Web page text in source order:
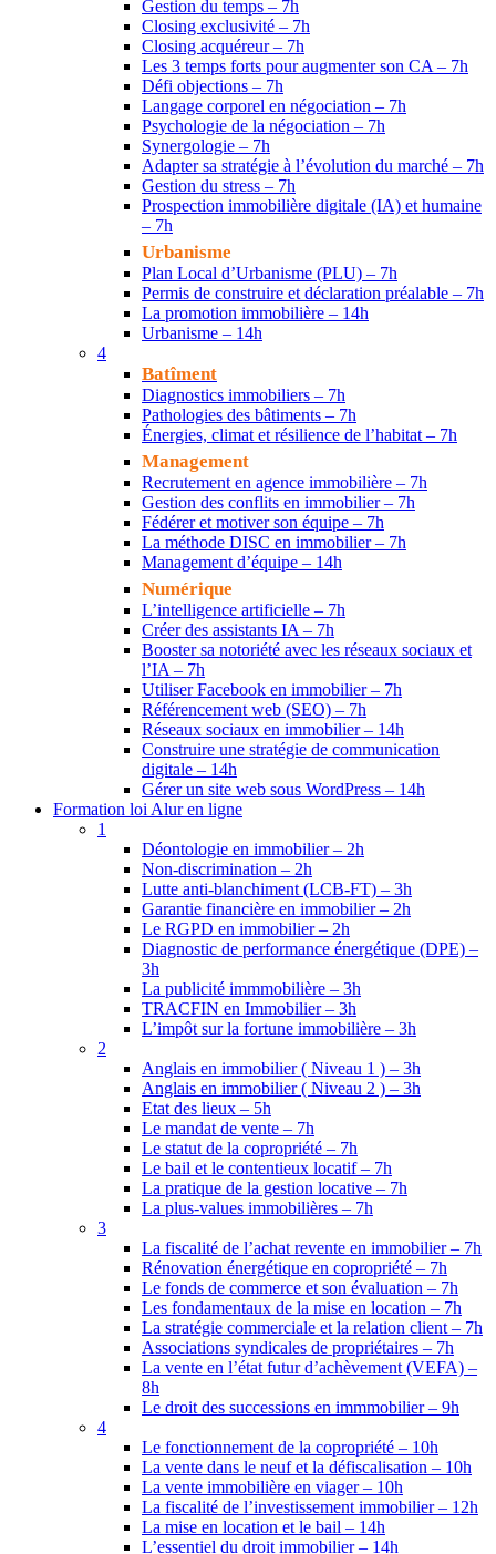
Gestion du temps – 7h
Closing exclusivité – 7h
Closing acquéreur – 7h
Les 3 temps forts pour augmenter son CA – 7h
Défi objections – 7h
Langage corporel en négociation – 7h
Psychologie de la négociation – 7h
Synergologie – 7h
Adapter sa stratégie à l’évolution du marché – 7h
Gestion du stress – 7h
Prospection immobilière digitale (IA) et humaine
– 7h
Urbanisme
Plan Local d’Urbanisme (PLU) – 7h
Permis de construire et déclaration préalable – 7h
La promotion immobilière – 14h
Urbanisme – 14h
4
Batîment
Diagnostics immobiliers – 7h
Pathologies des bâtiments – 7h
Énergies, climat et résilience de l’habitat – 7h
Management
Recrutement en agence immobilière – 7h
Gestion des conflits en immobilier – 7h
Fédérer et motiver son équipe – 7h
La méthode DISC en immobilier – 7h
Management d’équipe – 14h
Numérique
L’intelligence artificielle – 7h
Créer des assistants IA – 7h
Booster sa notoriété avec les réseaux sociaux et
l’IA – 7h
Utiliser Facebook en immobilier – 7h
Référencement web (SEO) – 7h
Réseaux sociaux en immobilier – 14h
Construire une stratégie de communication
digitale – 14h
Gérer un site web sous WordPress – 14h
Formation loi Alur en ligne
1
Déontologie en immobilier – 2h
Non-discrimination – 2h
Lutte anti-blanchiment (LCB-FT) – 3h
Garantie financière en immobilier – 2h
Le RGPD en immobilier – 2h
Diagnostic de performance énergétique (DPE) –
3h
La publicité immmobilière – 3h
TRACFIN en Immobilier – 3h
L’impôt sur la fortune immobilière – 3h
2
Anglais en immobilier ( Niveau 1 ) – 3h
Anglais en immobilier ( Niveau 2 ) – 3h
Etat des lieux – 5h
Le mandat de vente – 7h
Le statut de la copropriété – 7h
Le bail et le contentieux locatif – 7h
La pratique de la gestion locative – 7h
La plus-values immobilières – 7h
3
La fiscalité de l’achat revente en immobilier – 7h
Rénovation énergétique en copropriété – 7h
Le fonds de commerce et son évaluation – 7h
Les fondamentaux de la mise en location – 7h
La stratégie commerciale et la relation client – 7h
Associations syndicales de propriétaires – 7h
La vente en l’état futur d’achèvement (VEFA) –
8h
Le droit des successions en immmobilier – 9h
4
Le fonctionnement de la copropriété – 10h
La vente dans le neuf et la défiscalisation – 10h
La vente immobilière en viager – 10h
La fiscalité de l’investissement immobilier – 12h
La mise en location et le bail – 14h
L’essentiel du droit immobilier – 14h